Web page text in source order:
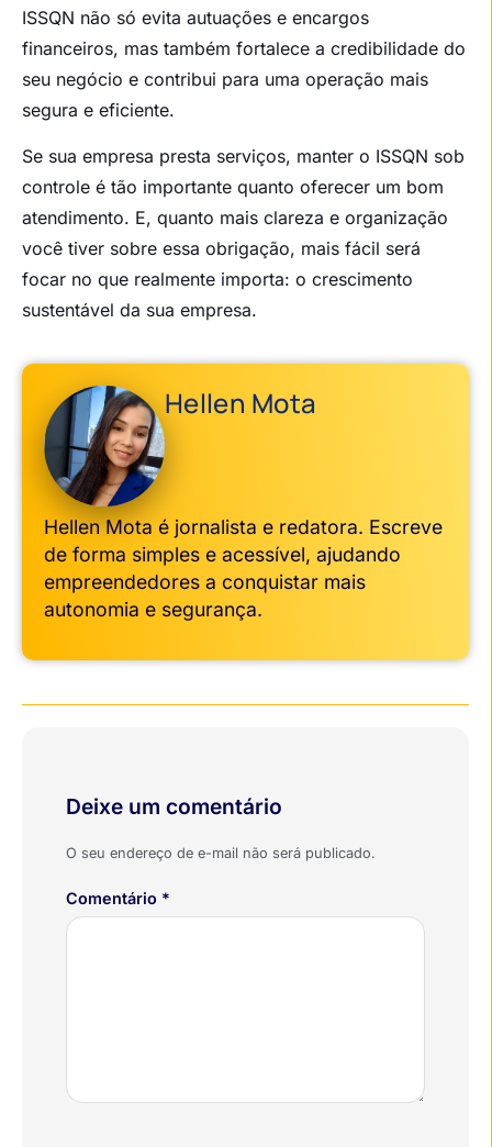
ISSQN não só evita autuações e encargos
financeiros, mas também fortalece a credibilidade do
seu negócio e contribui para uma operação mais
segura e eficiente.
Se sua empresa presta serviços, manter o ISSQN sob
controle é tão importante quanto oferecer um bom
atendimento. E, quanto mais clareza e organização
você tiver sobre essa obrigação, mais fácil será
focar no que realmente importa: o crescimento
sustentável da sua empresa.
Hellen Mota
Hellen Mota é jornalista e redatora. Escreve
de forma simples e acessível, ajudando
empreendedores a conquistar mais
autonomia e segurança.
Deixe um comentário
O seu endereço de e-mail não será publicado.
Comentário *